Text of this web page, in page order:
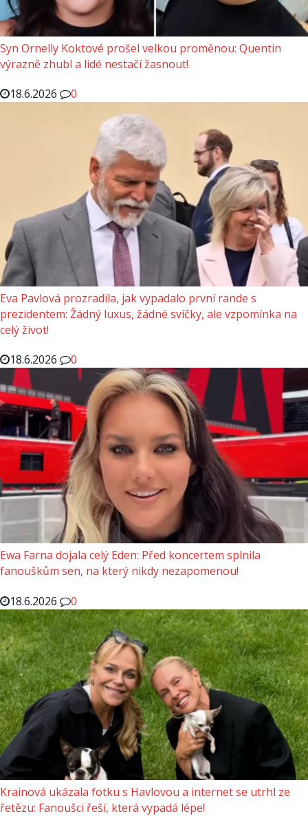
Syn Ornelly Koktové prošel velkou proměnou: Quentin
výrazně zhubl a lidé nestačí žasnout!
18.6.2026
0
Eva Pavlová prozradila, jak vypadalo první rande s
prezidentem: Žádný luxus, žádné svíčky, ale vzpomínka na
celý život!
18.6.2026
0
Ewa Farna dojala celý Eden: Před koncertem splnila
fanouškům sen, na který nikdy nezapomenou!
18.6.2026
0
Krainová ukázala fotku s Havlovou a internet se utrhl ze
řetězu: Fanoušci řeší, která vypadá lépe!